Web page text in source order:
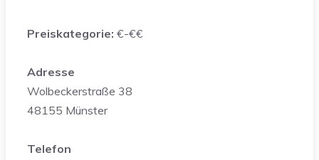
Preiskategorie: €-€€
Adresse
Wolbeckerstraße 38
48155 Münster
Telefon